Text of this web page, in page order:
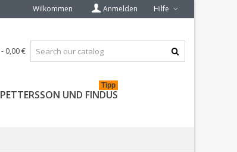
Wilkommen Anmelden Hilfe
- 0,00 €
PETTERSSON UND FINDUS
Tipp